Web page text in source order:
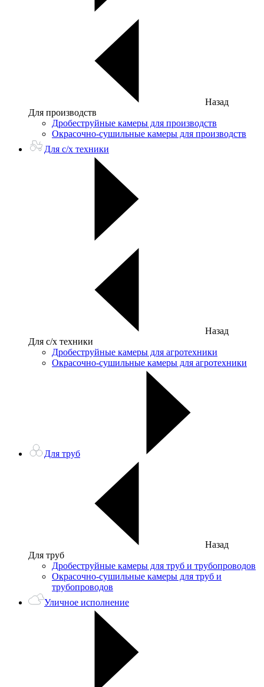
Назад
Для производств
Дробеструйные камеры для производств
Окрасочно-сушильные камеры для производств
Для с/х техники
Назад
Для с/х техники
Дробеструйные камеры для агротехники
Окрасочно-сушильные камеры для агротехники
Для труб
Назад
Для труб
Дробеструйные камеры для труб и трубопроводов
Окрасочно-сушильные камеры для труб и
трубопроводов
Уличное исполнение